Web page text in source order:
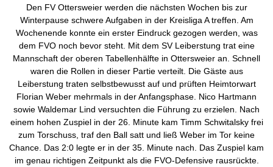
Den FV Ottersweier werden die nächsten Wochen bis zur
Winterpause schwere Aufgaben in der Kreisliga A treffen. Am
Wochenende konnte ein erster Eindruck gezogen werden, was
dem FVO noch bevor steht. Mit dem SV Leiberstung trat eine
Mannschaft der oberen Tabellenhälfte in Ottersweier an. Schnell
waren die Rollen in dieser Partie verteilt. Die Gäste aus
Leiberstung traten selbstbewusst auf und prüften Heimtorwart
Florian Weber mehrmals in der Anfangsphase. Nico Hartmann
sowie Waldemar Lind versuchten die Führung zu erzielen. Nach
einem hohen Zuspiel in der 26. Minute kam Timm Schwitalsky frei
zum Torschuss, traf den Ball satt und ließ Weber im Tor keine
Chance. Das 2:0 legte er in der 35. Minute nach. Das Zuspiel kam
im genau richtigen Zeitpunkt als die FVO-Defensive rausrückte.